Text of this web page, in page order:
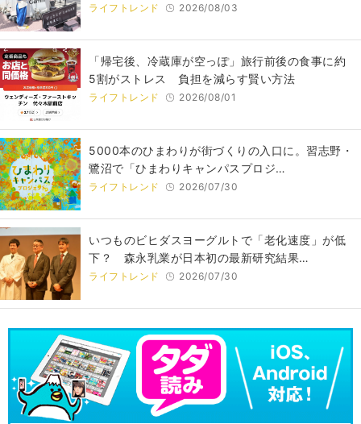
ライフトレンド 2026/08/03
「帰宅後、冷蔵庫が空っぽ」旅行前後の食事に約
5割がストレス 負担を減らす賢い方法
ライフトレンド 2026/08/01
5000本のひまわりが街づくりの入口に。習志野・
鷺沼で「ひまわりキャンパスプロジ…
ライフトレンド 2026/07/30
いつものビヒダスヨーグルトで「老化速度」が低
下？ 森永乳業が日本初の最新研究結果…
ライフトレンド 2026/07/30